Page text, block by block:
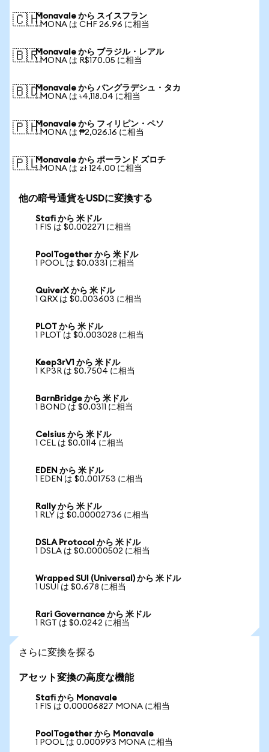
🇨🇭Monavale から スイスフラン
1 MONA は CHF 26.96 に相当
🇧🇷Monavale から ブラジル・レアル
1 MONA は R$170.05 に相当
🇧🇩Monavale から バングラデシュ・タカ
1 MONA は ৳4,118.04 に相当
🇵🇭Monavale から フィリピン・ペソ
1 MONA は ₱2,026.16 に相当
🇵🇱Monavale から ポーランド ズロチ
1 MONA は zł 124.00 に相当
他の暗号通貨をUSDに変換する
Stafi から 米ドル
1 FIS は $0.002271 に相当
PoolTogether から 米ドル
1 POOL は $0.0331 に相当
QuiverX から 米ドル
1 QRX は $0.003603 に相当
PLOT から 米ドル
1 PLOT は $0.003028 に相当
Keep3rV1 から 米ドル
1 KP3R は $0.7504 に相当
BarnBridge から 米ドル
1 BOND は $0.0311 に相当
Celsius から 米ドル
1 CEL は $0.0114 に相当
EDEN から 米ドル
1 EDEN は $0.001753 に相当
Rally から 米ドル
1 RLY は $0.00002736 に相当
DSLA Protocol から 米ドル
1 DSLA は $0.0000502 に相当
Wrapped SUI (Universal) から 米ドル
1 USUI は $0.678 に相当
Rari Governance から 米ドル
1 RGT は $0.0242 に相当
さらに変換を探る
アセット変換の高度な機能
Stafi から Monavale
1 FIS は 0.00006827 MONA に相当
PoolTogether から Monavale
1 POOL は 0.000993 MONA に相当